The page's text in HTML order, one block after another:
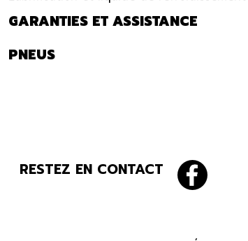
GARANTIES ET ASSISTANCE
PNEUS
RESTEZ EN CONTACT